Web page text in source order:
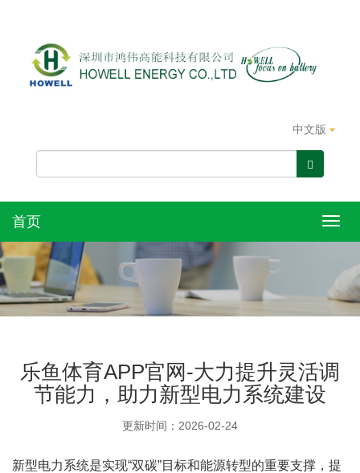
中文版
首页
乐鱼体育APP官网-大力提升灵活调
节能力，助力新型电力系统建设
更新时间：2026-02-24
新型电力系统是实现“双碳”目标和能源转型的重要支撑，提